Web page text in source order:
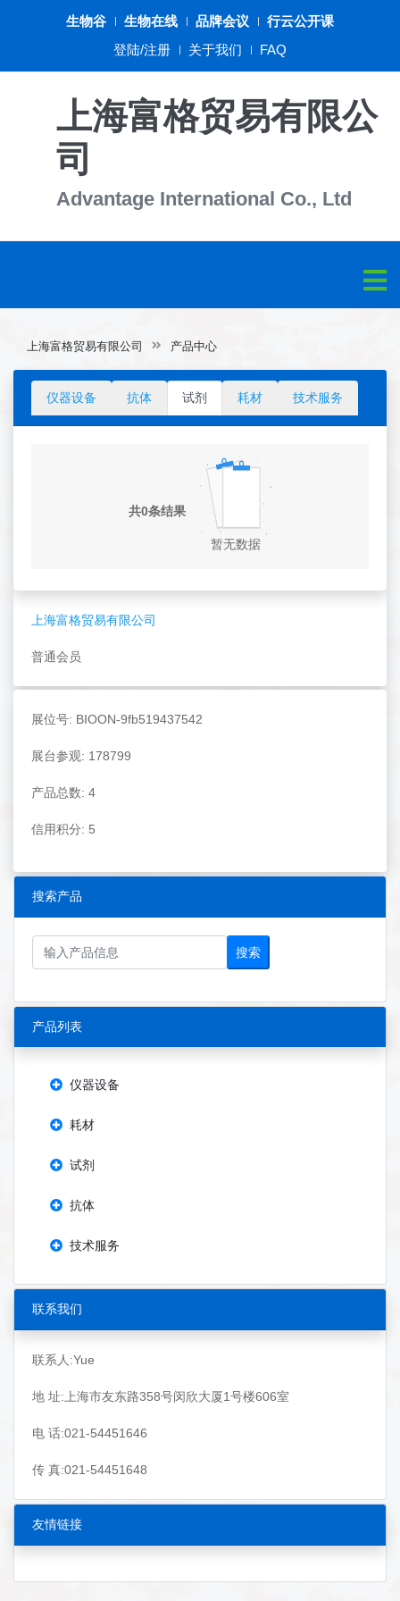
生物谷 生物在线 品牌会议
行云公开课
登陆/注册
关于我们 FAQ
上海富格贸易有限公
司
Advantage International Co., Ltd
上海富格贸易有限公司
普通会员
展位号: BIOON-9fb519437542
展台参观: 178799
产品总数: 4
信用积分: 5
搜索产品
搜索
产品列表
仪器设备
耗材
试剂
抗体
技术服务
联系我们
联系人:Yue
地 址:上海市友东路358号闵欣大厦1号楼606室
电 话:021-54451646
传 真:021-54451648
友情链接
上海富格贸易有限公司 产品中心
仪器设备 抗体 试剂 耗材 技术服务
共0条结果
暂无数据